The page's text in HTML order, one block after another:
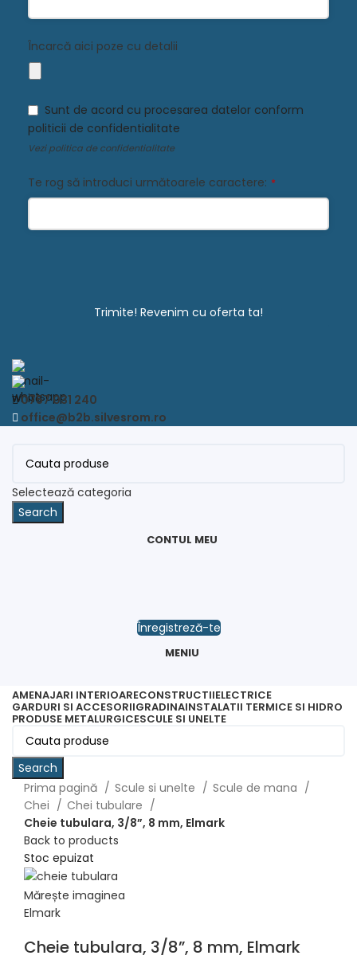
Încarcă aici poze cu detalii
Sunt de acord cu procesarea datelor conform
politicii de confidentialitate
Vezipolitica de confidentialitate
Te rog să introduci următoarele caractere: *
Trimite! Revenim cu oferta ta!
0757 031 240
office@b2b.silvesrom.ro
Selectează categoria
Search
CONTUL MEU
Înregistreză-te
MENIU
AMENAJARI INTERIOARECONSTRUCTIIELECTRICE
GARDURI SI ACCESORIIGRADINAINSTALATII TERMICE SI HIDRO
PRODUSE METALURGICESCULE SI UNELTE
Search
Prima pagină
Scule si unelte
Scule de mana
Chei
Chei tubulare
Cheie tubulara, 3/8”, 8 mm, Elmark
Back to products
Stoc epuizat
Mărește imaginea
Elmark
Cheie tubulara, 3/8”, 8 mm, Elmark